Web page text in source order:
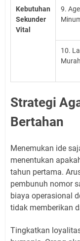
Kebutuhan
Sekunder
Vital
9.
10.
Murah
Strategi
Bertahan
Menemukan ide
menentukan
tahun pertama.
pembunuh nomor
biaya operasional
tidak memberikan
Tingkatkan